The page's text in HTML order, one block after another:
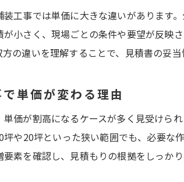
悪質
信頼
納得
工事では単価に大きな違いがあります
小さく、現場ごとの条件や要望が反映
の違いを理解することで、見積書の妥当
単価が変わる理由
価が割高になるケースが多く見受けら
坪や20坪といった狭い範囲でも、必要
素を確認し、見積もりの根拠をしっか